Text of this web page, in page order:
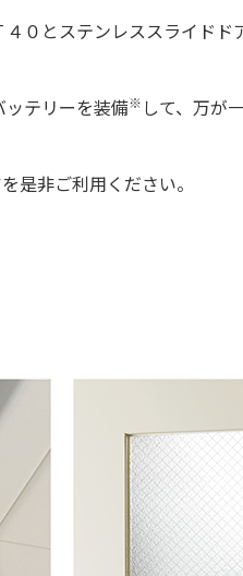
０とステンレススライドド
テリーを装備※ して、万が
是非ご利用ください。